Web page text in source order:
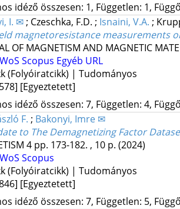
idéző összesen: 1, Független: 1,
I. ✉; Czeschka, F.D. ; Isnaini, V.A. ;
magnetoresistance measurements
OF MAGNETISM AND MAGNETIC
WoS Scopus Egyéb URL
(Folyóiratcikk) | Tudományos
[Egyeztetett]
idéző összesen: 7, Független: 4,
F. ; Bakonyi, Imre ✉
to The Demagnetizing Factor
4 pp. 173-182. , 10 p. (2024)
WoS Scopus
(Folyóiratcikk) | Tudományos
[Egyeztetett]
idéző összesen: 7, Független: 5,